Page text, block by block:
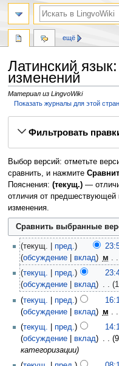
Латинский
изменений
Материал из LingvoWiki
Показать журналы для этой
Фильтровать
Выбор версий: отметьте
сравнить, и нажмите
Пояснения: (текущ.)—
отличия от предшествующей
изменения.
текущ. пред.
обсуждение
вклад м
текущ.
пред.
обсуждение
вклад
текущ.
пред.
обсуждение
вклад м
текущ.
пред.
обсуждение
вклад
категоризации
ещё